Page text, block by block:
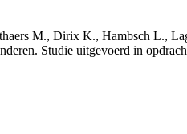
M., Dirix K., Hambsch L.,
Studie uitgevoerd in